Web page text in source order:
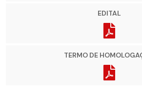
EDITAL
TERMO DE